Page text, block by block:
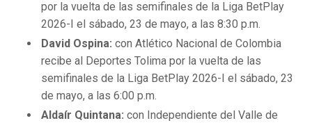
por la vuelta de las semifinales de la Liga BetPlay
2026-I el sábado, 23 de mayo, a las 8:30 p.m.
David Ospina: con Atlético Nacional de Colombia
recibe al Deportes Tolima por la vuelta de las
semifinales de la Liga BetPlay 2026-I el sábado, 23
de mayo, a las 6:00 p.m.
Aldaír Quintana: con Independiente del Valle de